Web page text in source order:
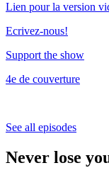
Lien pour la version
Ecrivez-nous!
Support the show
4e de couverture
See all episodes
Never lose